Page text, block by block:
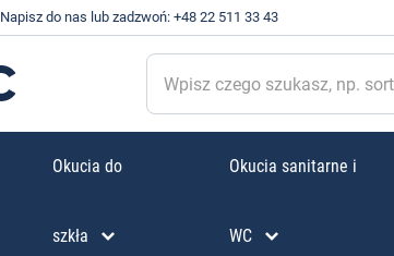
Napisz do nas lub zadzwoń: +48 22 511 33 43
Okucia do
szkła
Okucia sanitarne i
WC